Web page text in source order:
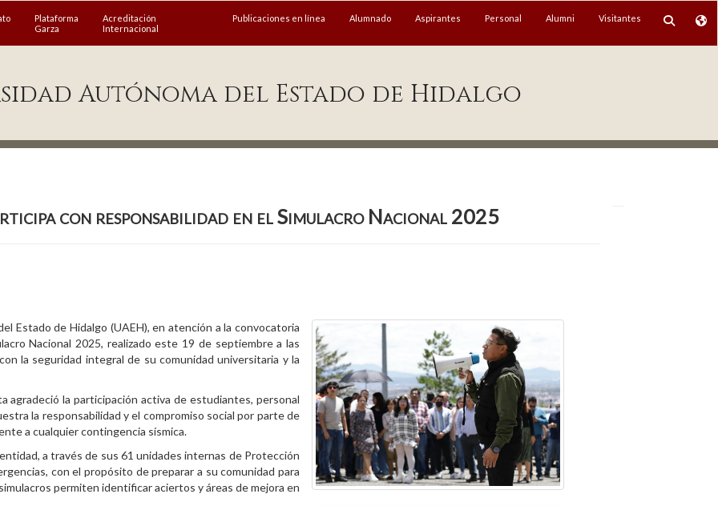
Plataforma
Garza
Acreditación
Internacional
Publicaciones en línea Alumnado Aspirantes Personal Alumni Visitantes
Autónoma del Estado de Hidalgo
con responsabilidad en el Simulacro Nacional 2025
Estado de Hidalgo (UAEH), en atención a la convocatoria
Nacional 2025, realizado este 19 de septiembre a las
la seguridad integral de su comunidad universitaria y la
la participación activa de estudiantes, personal
la responsabilidad y el compromiso social por parte de
a cualquier contingencia sísmica.
a través de sus 61 unidades internas de Protección
con el propósito de preparar a su comunidad para
permiten identificar aciertos y áreas de mejora en